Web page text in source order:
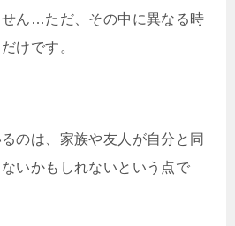
ん…ただ、その中に異なる時
けです。
のは、家族や友人が自分と同
いかもしれないという点で